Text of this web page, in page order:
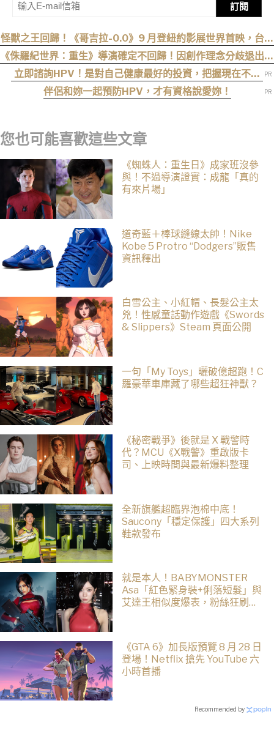
訂閱
怪獸之王回歸！《哥吉拉-0.0》9 月登紐約影展世界首映，台灣
11 月 6 日上映
《侏羅紀世界：重生》導演確定不回歸！因創作理念分歧退出續
集
立即諮詢HPV！是對自己健康最好的投資，把握現在不嫌
晚！
伴侶和妳一起預防HPV，才有資格說愛妳！
您也可能喜歡這些文章
《蜘蛛人：重生日》成家班沒參
與！不過導演證實：成龍「真的
有來片場」
道奇藍＋棒球縫線太帥！Nike
Kobe 5 Protro “Dodgers”販售
資訊釋出
白雪公主、小紅帽、長髮公主太
兇！性感童話動作遊戲《Swords
& Slippers》Steam 頁面公開
一句「My Toys」曬破億超跑！C
羅豪華車庫藏了哪些超狂神獸？
《秘密戰爭》後就是 X 戰警時
代？MCU《X戰警》重啟版卡
司、上映時間與最新爆料整理
全新旗艦超臨界泡棉中底！
Saucony「穩定保護」四大系列
鞋款發布
就是本人！BABYMONSTER
Asa「紅色緊身裝+俐落短髮」與
艾達王相似度爆表，粉絲狂刷
《GTA 6》加長版預覽 8 月 28 日
登場！Netflix 搶先 YouTube 六
小時首播
Recommended by